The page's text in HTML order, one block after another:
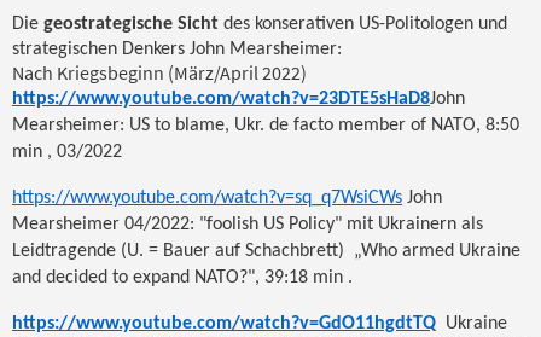
Die geostrategische Sicht des konserativen US-Politologen und
strategischen Denkers John Mearsheimer:
Nach Kriegsbeginn (März/April 2022)
https://www.youtube.com/watch?v=23DTE5sHaD8John
Mearsheimer: US to blame, Ukr. de facto member of NATO, 8:50
min , 03/2022
https://www.youtube.com/watch?v=sq_q7WsiCWs John
Mearsheimer 04/2022: "foolish US Policy" mit Ukrainern als
Leidtragende (U. = Bauer auf Schachbrett) „Who armed Ukraine
and decided to expand NATO?", 39:18 min .
https://www.youtube.com/watch?v=GdO11hgdtTQ Ukraine